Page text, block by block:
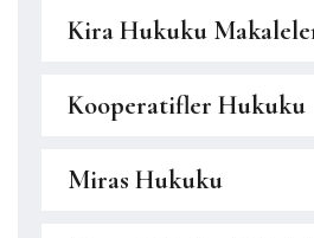
Kira Hukuku
Kooperatifler Hukuku
Miras Hukuku